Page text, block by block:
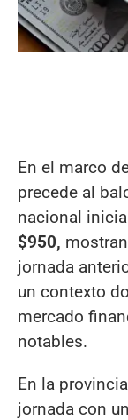
En el marco
precede al
nacional
$950,
jornada
un contexto
mercado
notables.
En la
jornada con